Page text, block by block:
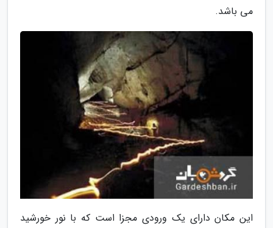
می باشد.
این مکان دارای یک ورودی مجزا است که با نور خورشید